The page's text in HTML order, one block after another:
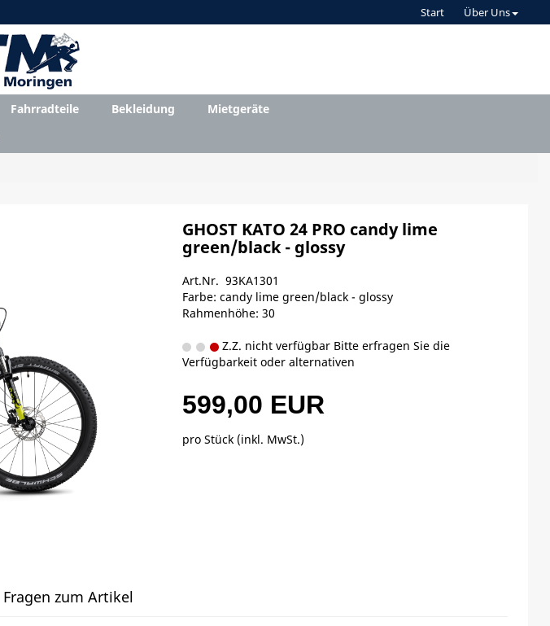
Start Über Uns
Fahrradteile Bekleidung
Mietgeräte
GHOST KATO 24 PRO candy lime
green/black - glossy
Art.Nr. 93KA1301
Farbe: candy lime green/black - glossy
Rahmenhöhe: 30
Z.Z. nicht verfügbar Bitte erfragen Sie die
Verfügbarkeit oder alternativen
599,00 EUR
pro Stück (inkl. MwSt.)
Fragen zum Artikel